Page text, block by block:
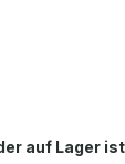
auf Lager ist